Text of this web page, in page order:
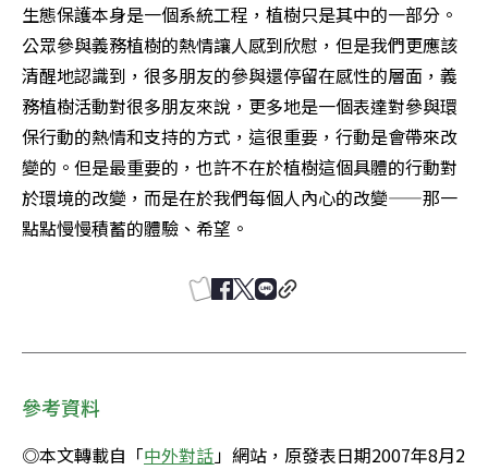
生態保護本身是一個系統工程，植樹只是其中的一部分。
公眾參與義務植樹的熱情讓人感到欣慰，但是我們更應該
清醒地認識到，很多朋友的參與還停留在感性的層面，義
務植樹活動對很多朋友來說，更多地是一個表達對參與環
保行動的熱情和支持的方式，這很重要，行動是會帶來改
變的。但是最重要的，也許不在於植樹這個具體的行動對
於環境的改變，而是在於我們每個人內心的改變——那一
點點慢慢積蓄的體驗、希望。
參考資料
◎本文轉載自「中外對話」網站，原發表日期2007年8月2